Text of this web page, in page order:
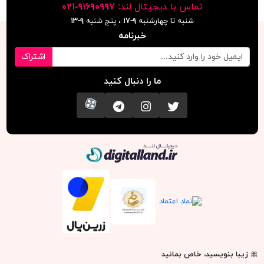
تماس با دیجیتال لند:٩١۶٩٠٩٩٧-٠٢١
شنبه تا چهارشنبه۹-۱۷ ، پنج شنبه۹-١٣
خبرنامه
اشتراک
ما را دنبال کنید
تویتر اینستاگرامکانال تلگرام
آپارات
🎀زیبا بنویسید، خاص بمانید